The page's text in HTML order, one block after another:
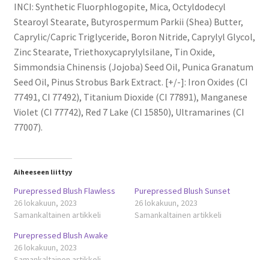
INCI: Synthetic Fluorphlogopite, Mica, Octyldodecyl
Stearoyl Stearate, Butyrospermum Parkii (Shea) Butter,
Caprylic/Capric Triglyceride, Boron Nitride, Caprylyl Glycol,
Zinc Stearate, Triethoxycaprylylsilane, Tin Oxide,
Simmondsia Chinensis (Jojoba) Seed Oil, Punica Granatum
Seed Oil, Pinus Strobus Bark Extract. [+/-]: Iron Oxides (CI
77491, CI 77492), Titanium Dioxide (CI 77891), Manganese
Violet (CI 77742), Red 7 Lake (CI 15850), Ultramarines (CI
77007).
Aiheeseen liittyy
Purepressed Blush Flawless
26 lokakuun, 2023
Samankaltainen artikkeli
Purepressed Blush Sunset
26 lokakuun, 2023
Samankaltainen artikkeli
Purepressed Blush Awake
26 lokakuun, 2023